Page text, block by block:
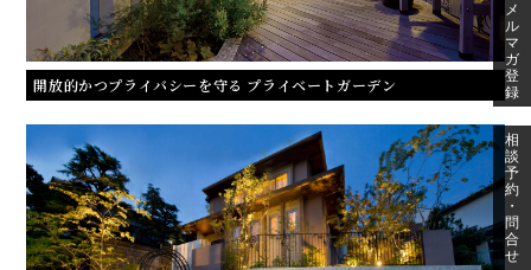
開放的かつプライバシーを守る プライベートガーデン
メ
ル
マ
ガ
登
録
相
談
予
約
・
問
合
せ